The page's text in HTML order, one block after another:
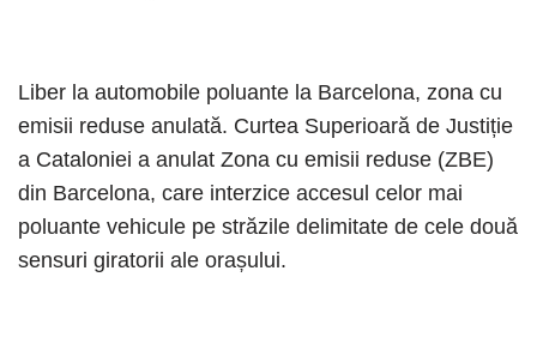
Liber la automobile poluante la Barcelona, zona cu
emisii reduse anulată. Curtea Superioară de Justiție
a Cataloniei a anulat Zona cu emisii reduse (ZBE)
din Barcelona, care interzice accesul celor mai
poluante vehicule pe străzile delimitate de cele două
sensuri giratorii ale orașului.